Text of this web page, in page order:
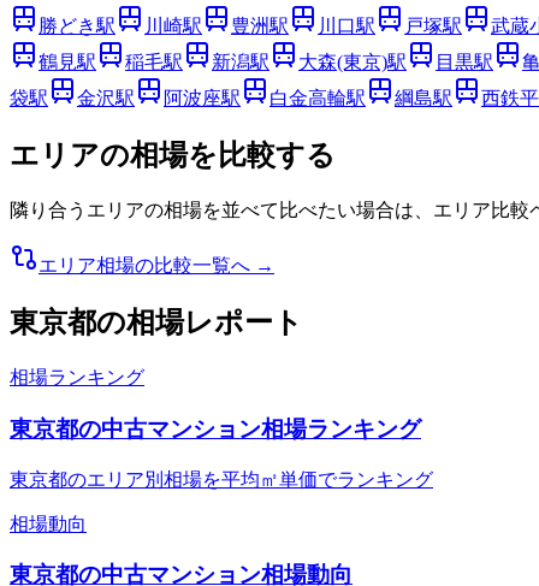
勝どき駅 川崎駅 豊洲駅 川口駅 戸塚駅
武蔵
鶴見駅 稲毛駅 新潟駅 大森(東京)駅 目黒駅
袋駅 金沢駅 阿波座駅 白金高輪駅 綱島駅 西鉄
エリアの相場を比較する
隣り合うエリアの相場を並べて比べたい場合は、エリア比較
エリア相場の比較一覧へ →
東京都の相場レポート
相場ランキング
東京都の中古マンション相場ランキング
東京都のエリア別相場を平均㎡単価でランキング
相場動向
東京都の中古マンション相場動向